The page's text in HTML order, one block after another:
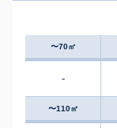
〜70㎡
-
〜110㎡